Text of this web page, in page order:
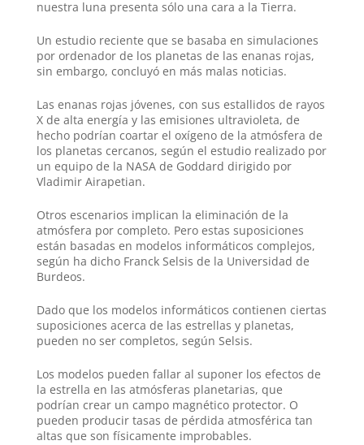
nuestra luna presenta sólo una cara a la Tierra.
Un estudio reciente que se basaba en simulaciones
por ordenador de los planetas de las enanas rojas,
sin embargo, concluyó en más malas noticias.
Las enanas rojas jóvenes, con sus estallidos de rayos
X de alta energía y las emisiones ultravioleta, de
hecho podrían coartar el oxígeno de la atmósfera de
los planetas cercanos, según el estudio realizado por
un equipo de la NASA de Goddard dirigido por
Vladimir Airapetian.
Otros escenarios implican la eliminación de la
atmósfera por completo. Pero estas suposiciones
están basadas en modelos informáticos complejos,
según ha dicho Franck Selsis de la Universidad de
Burdeos.
Dado que los modelos informáticos contienen ciertas
suposiciones acerca de las estrellas y planetas,
pueden no ser completos, según Selsis.
Los modelos pueden fallar al suponer los efectos de
la estrella en las atmósferas planetarias, que
podrían crear un campo magnético protector. O
pueden producir tasas de pérdida atmosférica tan
altas que son físicamente improbables.